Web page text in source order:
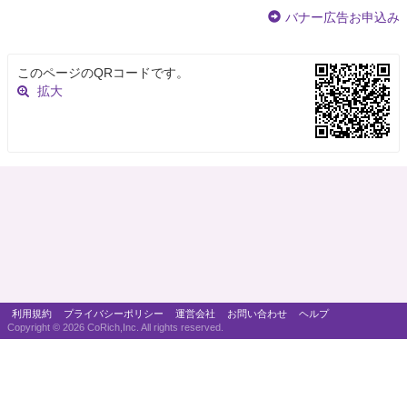
バナー広告お申込み
このページのQRコードです。
拡大
利用規約 プライバシーポリシー 運営会社 お問い合わせ
ヘルプ
Copyright © 2026 CoRich,Inc. All rights reserved.